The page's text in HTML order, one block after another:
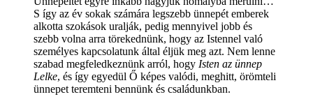
S így az év sokak számára legszebb ünnepét emberek
alkotta szokások uralják, pedig mennyivel jobb és
szebb volna arra törekednünk, hogy az Istennel való
személyes kapcsolatunk által éljük meg azt. Nem lenne
szabad megfeledkeznünk arról, hogy Isten az ünnep
Lelke, és így egyedül Ő képes valódi, meghitt, örömteli
ünnepet teremteni bennünk és családunkban.